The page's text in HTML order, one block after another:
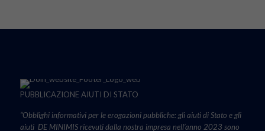
PUBBLICAZIONE AIUTI DI STATO
“Obblighi informativi per le erogazioni pubbliche: gli aiuti di Stato e gli
aiuti DE MINIMIS ricevuti dalla nostra impresa nell’anno 2023 sono